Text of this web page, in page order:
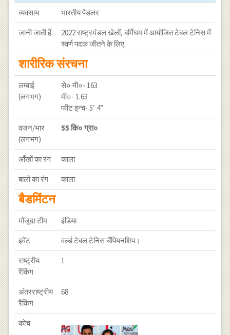
व्यवसाय भारतीय पैडलर
जानी जाती हैं
2022 राष्ट्रमंडल खेलों, बर्मिंघम में आयोजित टेबल टेनिस में
स्वर्ण पदक जीतने के लिए
शारीरिक संरचना
लम्बाई
(लगभग)
से० मी०- 163
मी०- 1.63
फीट इन्च- 5’ 4”
वजन/भार
(लगभग)
55 कि० ग्रा०
आँखों का रंग काला
बालों का रंग काला
बैडमिंटन
मौजूदा टीम इंडिया
इवेंट वर्ल्ड टेबल टेनिस चैंपियनशिप।
राष्ट्रीय
रैंकिंग
1
अंतरराष्ट्रीय
रैंकिंग
68
कोच